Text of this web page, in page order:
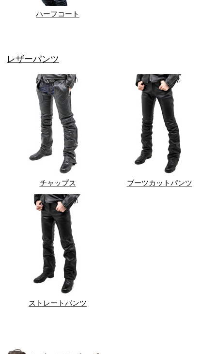
ハーフコート
レザーパンツ
チャップス ブーツカットパンツ
ストレートパンツ